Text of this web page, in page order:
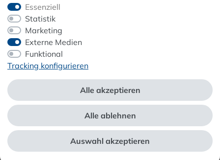
ZAHLUNG & VERSAND
*Alle Preise inkl. der gesetzl. MwSt. zzgl.Service- und Versandkosten
Essenziell
Statistik
Marketing
Externe Medien
Funktional
Tracking konfigurieren
Alle akzeptieren
Alle ablehnen
Auswahl akzeptieren
webshop by